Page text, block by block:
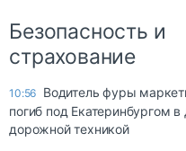
Безопасность и
страхование
10:56 Водитель фуры
погиб под Екатеринбургом
дорожной техникой